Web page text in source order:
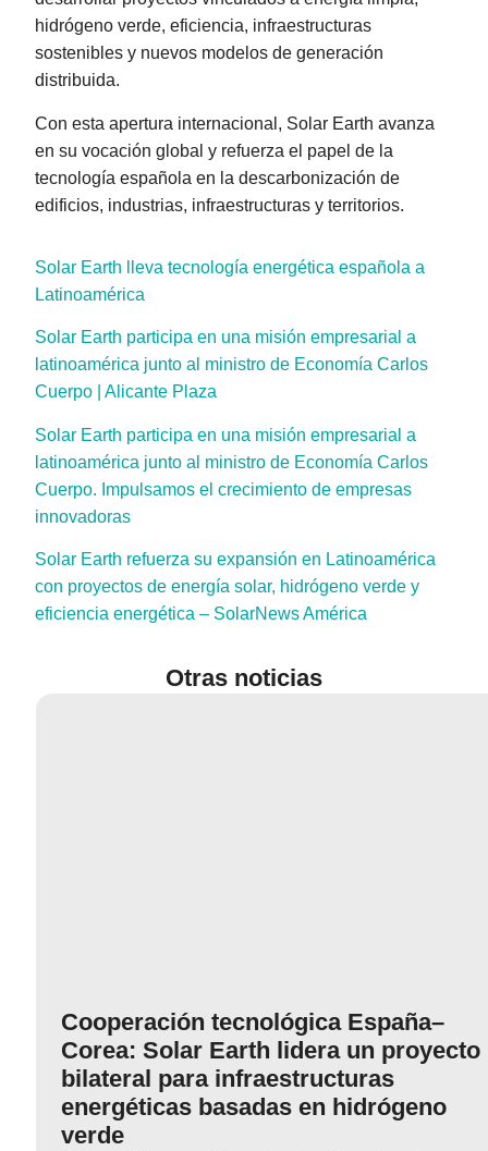
hidrógeno verde, eficiencia, infraestructuras
sostenibles y nuevos modelos de generación
distribuida.
Con esta apertura internacional, Solar Earth avanza
en su vocación global y refuerza el papel de la
tecnología española en la descarbonización de
edificios, industrias, infraestructuras y territorios.
Solar Earth lleva tecnología energética española a
Latinoamérica
Solar Earth participa en una misión empresarial a
latinoamérica junto al ministro de Economía Carlos
Cuerpo | Alicante Plaza
Solar Earth participa en una misión empresarial a
latinoamérica junto al ministro de Economía Carlos
Cuerpo. Impulsamos el crecimiento de empresas
innovadoras
Solar Earth refuerza su expansión en Latinoamérica
con proyectos de energía solar, hidrógeno verde y
eficiencia energética – SolarNews América
Otras noticias
Cooperación tecnológica España–
Corea: Solar Earth lidera un proyecto
bilateral para infraestructuras
energéticas basadas en hidrógeno
verde